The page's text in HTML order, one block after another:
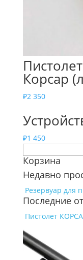
Корсар
₽2 350
₽1 450
Корзина
Недавно
Резервуар для
Последние
Пистолет